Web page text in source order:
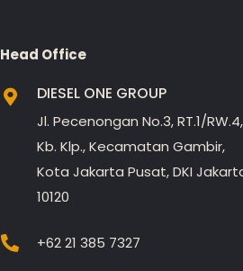
Head Office
DIESEL ONE GROUP
Jl. Pecenongan No.3, RT.1/RW.4,
Kb. Klp., Kecamatan Gambir,
Kota Jakarta Pusat, DKI
10120
+62 21 385 7327